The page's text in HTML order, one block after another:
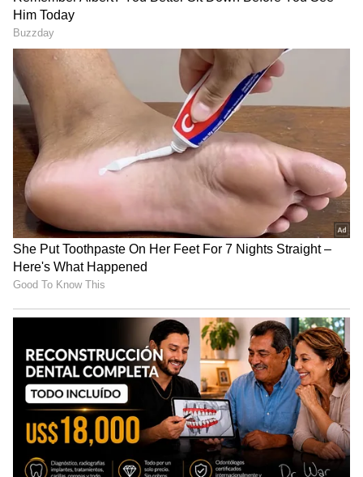
ஆட்டம் ஓவராத்தான் இருக்கு:
வைரலாகும் கோலி, இஷான் கிஷான்
டான்ஸ் வீடியோ!
இதற்கு முன்னதாக பாகிஸ்தானில்
சுற்றுப்பயணம் மேற்கொண்ட இங்கிலாந்து
அணி 7 டி20 போட்டிகள் கொண்ட தொடரை
4-3 என்ற கணக்கில் கைப்பற்றியது. 3